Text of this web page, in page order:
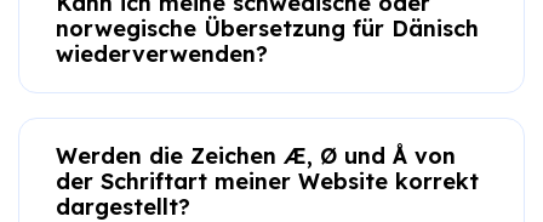
norwegische Übersetzung für Dänisch
wiederverwenden?
Werden die Zeichen Æ, Ø und Å von
der Schriftart meiner Website korrekt
dargestellt?